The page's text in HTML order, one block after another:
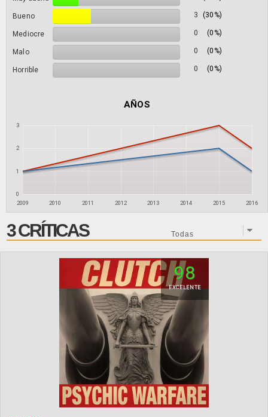
Bueno 3 (30%)
Mediocre 0 (0%)
Malo 0 (0%)
Horrible 0 (0%)
AÑOS
2009 2010 2011 2012 2013 2014 2015 2016
0
1
2
3
3 CRÍTICAS
98
EXCELENTE